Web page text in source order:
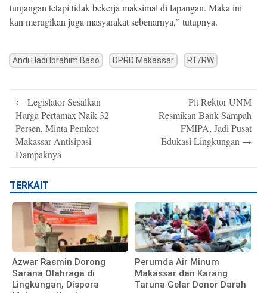
tunjangan tetapi tidak bekerja maksimal di lapangan. Maka ini
kan merugikan juga masyarakat sebenarnya,” tutupnya.
Andi Hadi Ibrahim Baso DPRD Makassar RT/RW
navigation
← Legislator Sesalkan
Harga Pertamax Naik 32
Persen, Minta Pemkot
Makassar Antisipasi
Dampaknya
Plt Rektor UNM
Resmikan Bank Sampah
FMIPA, Jadi Pusat
Edukasi Lingkungan →
TERKAIT
Azwar Rasmin Dorong
Sarana Olahraga di
Lingkungan, Dispora
Perumda Air Minum
Makassar dan Karang
Taruna Gelar Donor Darah